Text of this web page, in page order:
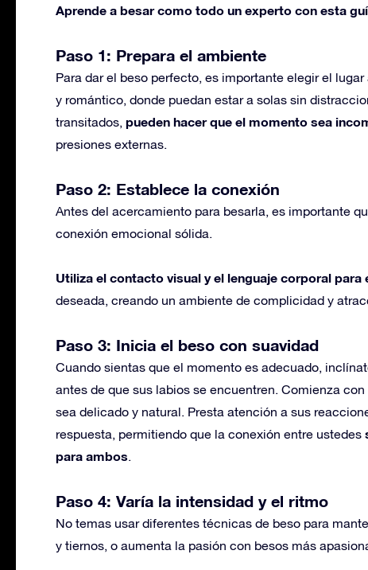
Aprende a besar como todo un experto con esta
Paso 1: Prepara el ambiente
Para dar el beso perfecto, es importante elegir el
y romántico, donde puedan estar a solas sin
transitados, pueden hacer que el momento sea
presiones externas.
Paso 2: Establece la conexión
Antes del acercamiento para besarla, es importante
conexión emocional sólida.
Utiliza el contacto visual y el lenguaje corporal para
deseada, creando un ambiente de complicidad y
Paso 3: Inicia el beso con suavidad
Cuando sientas que el momento es adecuado,
antes de que sus labios se encuentren. Comienza
sea delicado y natural. Presta atención a sus
respuesta, permitiendo que la conexión entre ustedes
para ambos.
Paso 4: Varía la intensidad y el ritmo
No temas usar diferentes técnicas de beso para
y tiernos, o aumenta la pasión con besos más